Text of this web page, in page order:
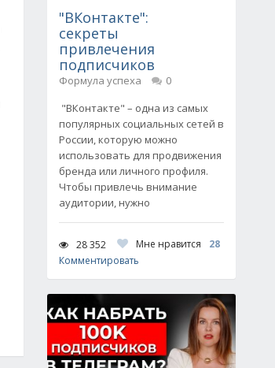
"ВКонтакте":
секреты
привлечения
подписчиков
Формула успеха
0
"ВКонтакте" – одна из самых
популярных социальных сетей в
России, которую можно
использовать для продвижения
бренда или личного профиля.
Чтобы привлечь внимание
аудитории, нужно
28 352 Мне нравится
28
Комментировать